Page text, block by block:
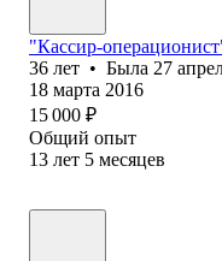
"Кассир-
36 лет • Была 27
18 марта 2016
15 000 ₽
Общий опыт
13 лет 5 месяцев